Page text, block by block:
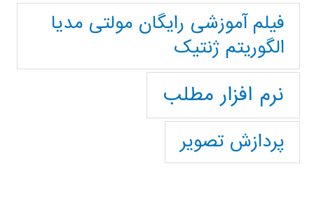
فیلم آموزشی رایگان مولتی مدیا
الگوریتم ژنتیک
نرم افزار مطلب
پردازش تصویر